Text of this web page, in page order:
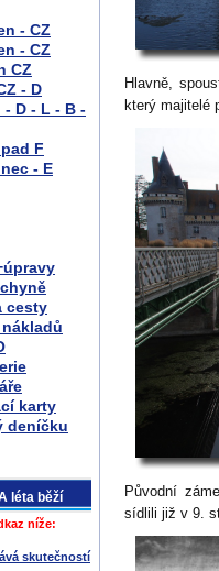
- CZ
- CZ
CZ
- D
- D - L - B -
F
- E
cesty
karty
deníčku
léta běží
níže:
skutečností
Hlavně,
který majitelé
Původní
sídlili již v 9.